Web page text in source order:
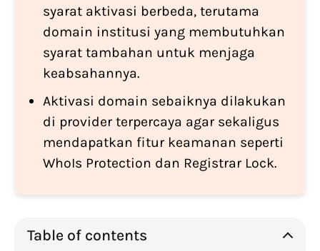
syarat aktivasi berbeda, terutama
domain institusi yang membutuhkan
syarat tambahan untuk menjaga
keabsahannya.
Aktivasi domain sebaiknya dilakukan
di provider terpercaya agar sekaligus
mendapatkan fitur keamanan seperti
WhoIs Protection dan Registrar Lock.
Table of contents